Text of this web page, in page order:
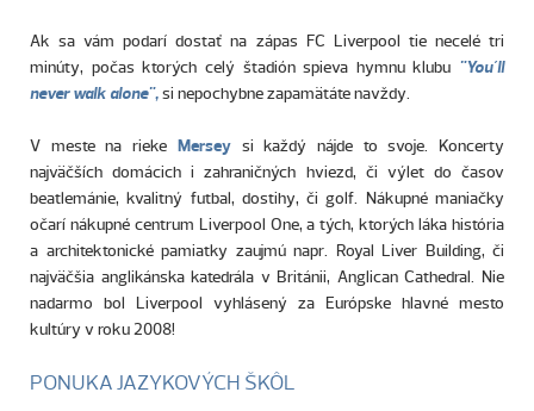
Ak sa vám podarí dostať na zápas FC Liverpool tie necelé tri
minúty, počas ktorých celý štadión spieva hymnu klubu "You´ll
never walk alone",si nepochybne zapamätáte navždy.
V meste na rieke Merseysi každý nájde to svoje. Koncerty
najväčších domácich i zahraničných hviezd, či výlet do časov
beatlemánie, kvalitný futbal, dostihy, či golf. Nákupné maniačky
očarí nákupné centrum Liverpool One, a tých, ktorých láka história
a architektonické pamiatky zaujmú napr. Royal Liver Building, či
najväčšia anglikánska katedrála v Británii, Anglican Cathedral. Nie
nadarmo bol Liverpool vyhlásený za Európske hlavné mesto
kultúry v roku 2008!
PONUKA JAZYKOVÝCH ŠKÔL